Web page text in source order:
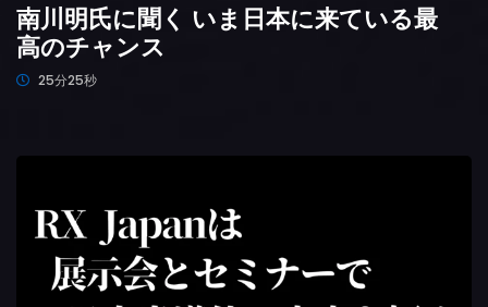
南川明氏に聞く いま日本に来ている最
高のチャンス
25分25秒